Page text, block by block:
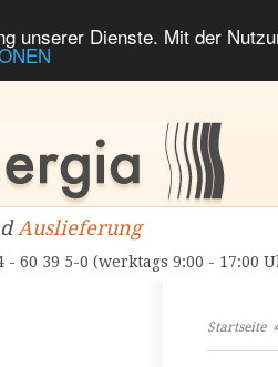
unserer Dienste. Mit der
Auslieferung
- 60 39 5-0 (werktags 9:00 - 17:00
Startseite»